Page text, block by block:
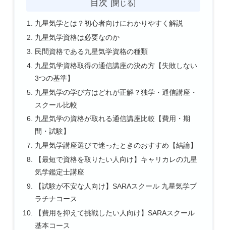
目次
九星気学とは？初心者向けにわかりやすく解説
九星気学資格は必要なのか
民間資格である九星気学資格の種類
九星気学資格取得の通信講座の決め方【失敗しない
3つの基準】
九星気学の学び方はどれが正解？独学・通信講座・
スクール比較
九星気学の資格が取れる通信講座比較【費用・期
間・試験】
九星気学講座選びで迷ったときのおすすめ【結論】
【最短で資格を取りたい人向け】キャリカレの九星
気学鑑定士講座
【試験が不安な人向け】SARAスクール 九星気学プ
ラチナコース
【費用を抑えて挑戦したい人向け】SARAスクール
基本コース